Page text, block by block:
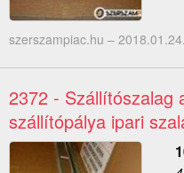
szerszampiac.hu – 2018.01.24.
2372 - Szállítószalag
szállítópálya ipari